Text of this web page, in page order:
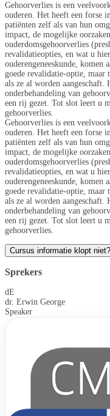
Gehoorverlies is een
ouderen. Het heeft een forse
patiënten zelf als van hun
impact, de mogelijke
ouderdomsgehoorverlies
revalidatieopties, en wat u
ouderengeneeskunde, komen
goede revalidatie-optie, maar
als ze al worden aangeschaft.
onderbehandeling van
een rij gezet. Tot slot leert u
gehoorverlies.
Gehoorverlies is een
ouderen. Het heeft een forse
patiënten zelf als van hun
impact, de mogelijke
ouderdomsgehoorverlies
revalidatieopties, en wat u
ouderengeneeskunde, komen
goede revalidatie-optie, maar
als ze al worden aangeschaft.
onderbehandeling van
een rij gezet. Tot slot leert u
gehoorverlies.
Cursus informatie klopt niet?
Sprekers
dE
dr. Erwin George
Speaker